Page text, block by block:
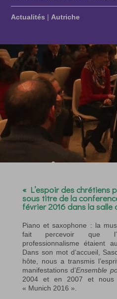
Actualités | Autriche
« L’espoir des chrétiens
sous titre de la
février 2016 dans la salle
Piano et saxophone : la
fait percevoir que
professionnalisme étaient
Dans son mot d’accueil,
hôte, nous a transmis
manifestations d’Ensemble
2004 et en 2007 et
« Munich 2016 ».